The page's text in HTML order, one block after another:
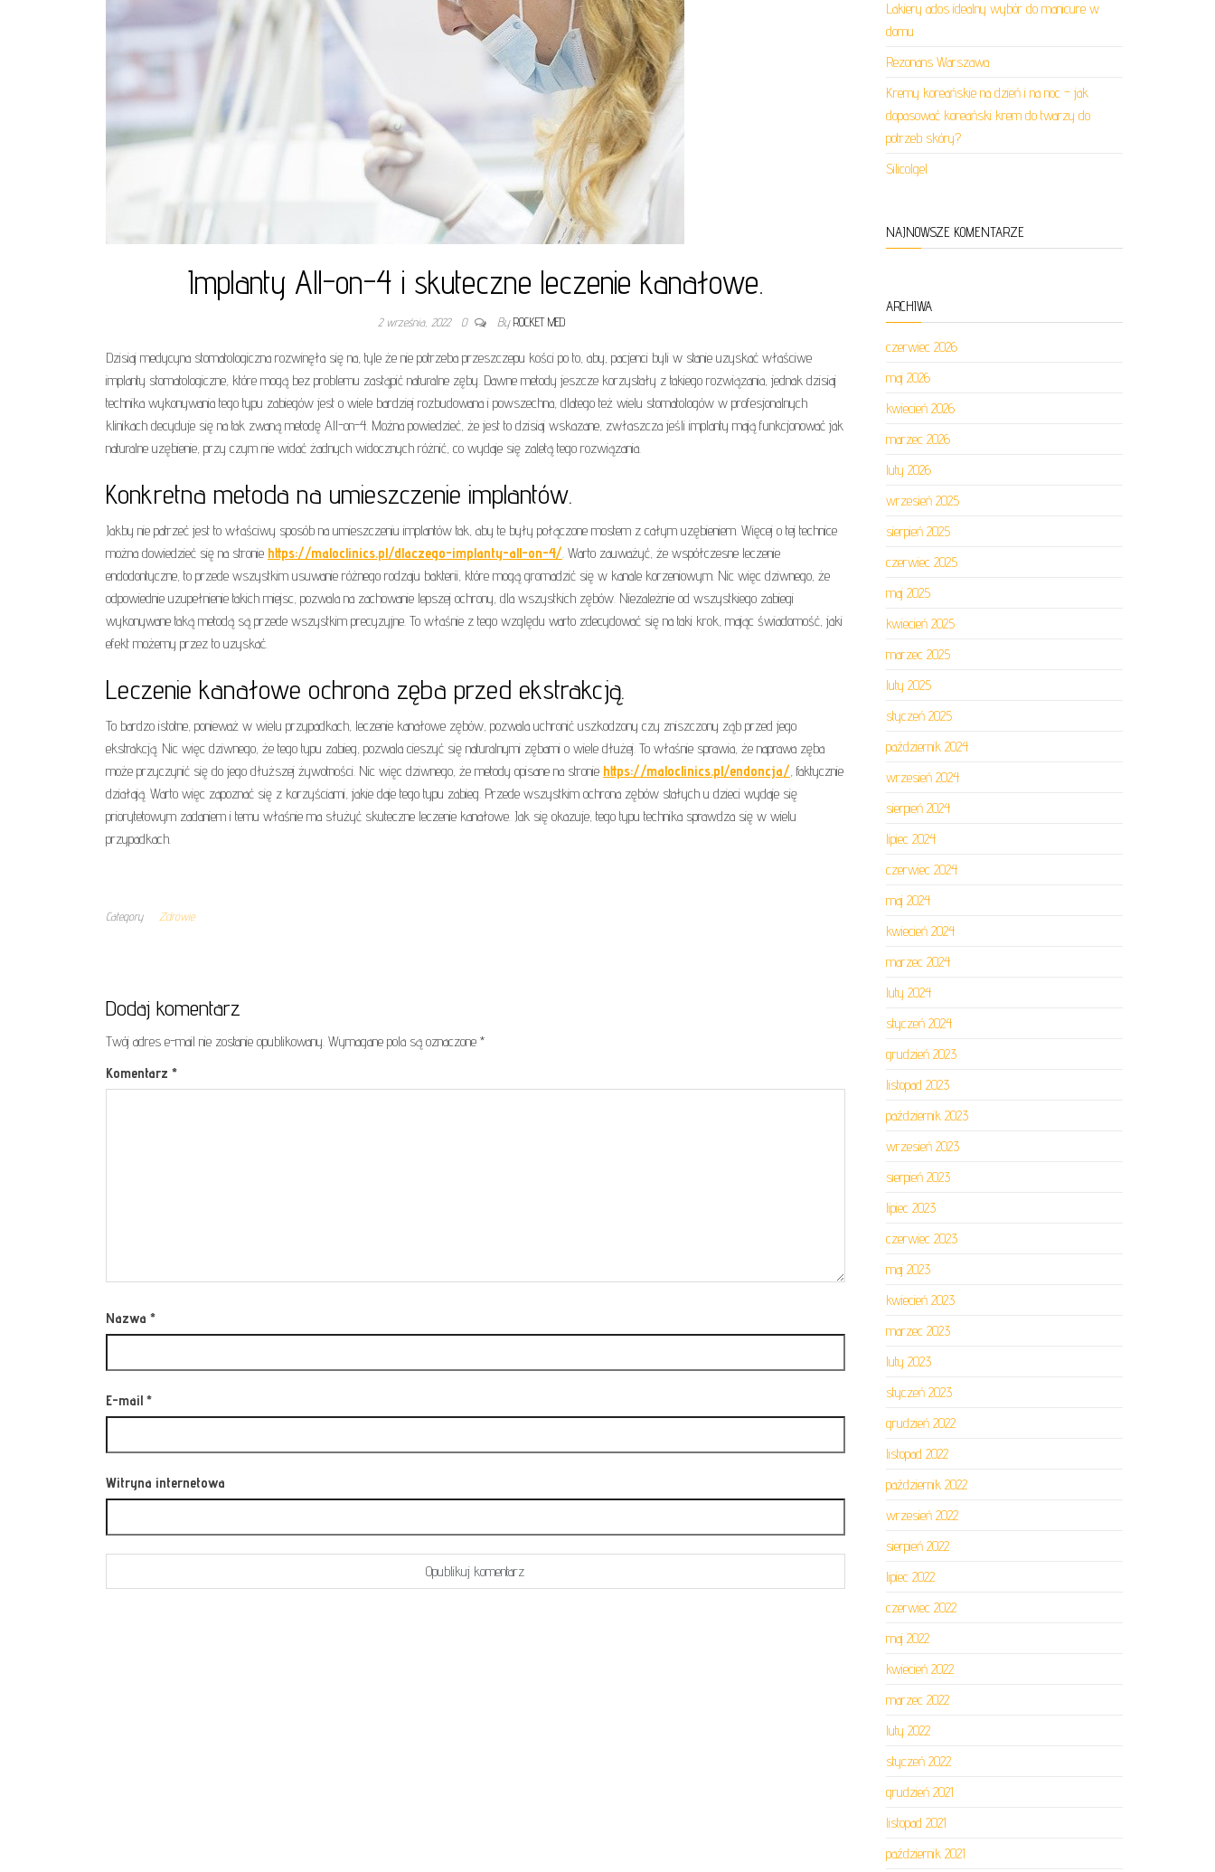
Implanty All-on-4 i skuteczne leczenie kanałowe.
2 września, 2022 0 By ROCKET MED
Dzisiaj medycyna stomatologiczna rozwinęła się na, tyle że nie potrzeba przeszczepu kości po to, aby, pacjenci byli w stanie uzyskać właściwe
implanty stomatologiczne, które mogą bez problemu zastąpić naturalne zęby. Dawne metody jeszcze korzystały z takiego rozwiązania, jednak dzisiaj
technika wykonywania tego typu zabiegów jest o wiele bardziej rozbudowana i powszechna, dlatego też wielu stomatologów w profesjonalnych
klinikach decyduje się na tak zwaną metodę All-on-4. Można powiedzieć, że jest to dzisiaj wskazane, zwłaszcza jeśli implanty mają funkcjonować jak
naturalne uzębienie, przy czym nie widać żadnych widocznych różnić, co wydaje się zaletą tego rozwiązania.
Konkretna metoda na umieszczenie implantów.
Jakby nie patrzeć jest to właściwy sposób na umieszczeniu implantów tak, aby te były połączone mostem z całym uzębieniem. Więcej o tej technice
można dowiedzieć się na stronie https://maloclinics.pl/dlaczego-implanty-all-on-4/. Warto zauważyć, że współczesne leczenie
endodontyczne, to przede wszystkim usuwanie różnego rodzaju bakterii, które mogą gromadzić się w kanale korzeniowym. Nic więc dziwnego, że
odpowiednie uzupełnienie takich miejsc, pozwala na zachowanie lepszej ochrony, dla wszystkich zębów. Niezależnie od wszystkiego zabiegi
wykonywane taką metodą są przede wszystkim precyzyjne. To właśnie z tego względu warto zdecydować się na taki krok, mając świadomość, jaki
efekt możemy przez to uzyskać.
Leczenie kanałowe ochrona zęba przed ekstrakcją.
To bardzo istotne, ponieważ w wielu przypadkach, leczenie kanałowe zębów, pozwala uchronić uszkodzony czy zniszczony ząb przed jego
ekstrakcją. Nic więc dziwnego, że tego typu zabieg, pozwala cieszyć się naturalnymi zębami o wiele dłużej. To właśnie sprawia, że naprawa zęba
może przyczynić się do jego dłuższej żywotności. Nic więc dziwnego, że metody opisane na stronie https://maloclinics.pl/endoncja/, faktycznie
działają. Warto więc zapoznać się z korzyściami, jakie daje tego typu zabieg. Przede wszystkim ochrona zębów stałych u dzieci wydaje się
priorytetowym zadaniem i temu właśnie ma służyć skuteczne leczenie kanałowe. Jak się okazuje, tego typu technika sprawdza się w wielu
przypadkach.
Category Zdrowie
Dodaj komentarz
Twój adres e-mail nie zostanie opublikowany. Wymagane pola są oznaczone *
Komentarz *
Nazwa *
E-mail *
Witryna internetowa
Lakiery ados idealny wybór do manicure w
domu
Rezonans Warszawa
Kremy koreańskie na dzień i na noc – jak
dopasować koreański krem do twarzy do
potrzeb skóry?
Silicolgel
NAJNOWSZE KOMENTARZE
ARCHIWA
czerwiec 2026
maj 2026
kwiecień 2026
marzec 2026
luty 2026
wrzesień 2025
sierpień 2025
czerwiec 2025
maj 2025
kwiecień 2025
marzec 2025
luty 2025
styczeń 2025
październik 2024
wrzesień 2024
sierpień 2024
lipiec 2024
czerwiec 2024
maj 2024
kwiecień 2024
marzec 2024
luty 2024
styczeń 2024
grudzień 2023
listopad 2023
październik 2023
wrzesień 2023
sierpień 2023
lipiec 2023
czerwiec 2023
maj 2023
kwiecień 2023
marzec 2023
luty 2023
styczeń 2023
grudzień 2022
listopad 2022
październik 2022
wrzesień 2022
sierpień 2022
lipiec 2022
czerwiec 2022
maj 2022
kwiecień 2022
marzec 2022
luty 2022
styczeń 2022
grudzień 2021
listopad 2021
październik 2021